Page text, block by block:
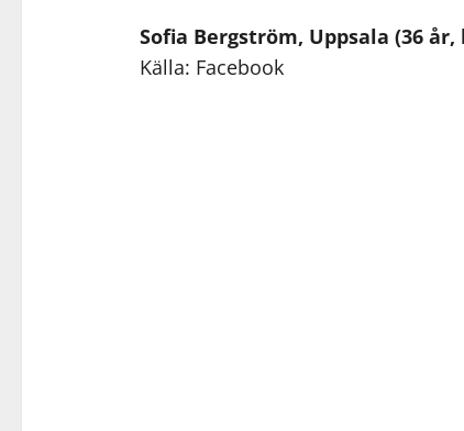
Sofia Bergström, Uppsala (36
Källa: Facebook